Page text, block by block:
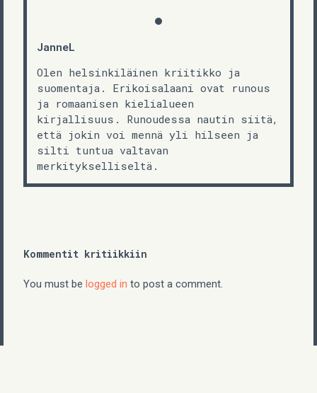
JanneL
Olen helsinkiläinen kriitikko ja
suomentaja. Erikoisalaani ovat runous
ja romaanisen kielialueen
kirjallisuus. Runoudessa nautin siitä,
että jokin voi mennä yli hilseen ja
silti tuntua valtavan
merkitykselliseltä.
Kommentit kritiikkiin
You must be logged in to post a comment.